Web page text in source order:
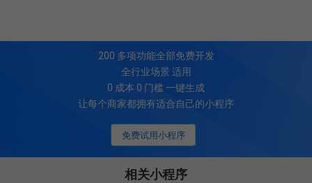
免费试用小程序
200 多项功能全部免费开发
全行业场景 适用
0 成本 0 门槛 一键生成
让每个商家都拥有适合自己的小程序
相关小程序